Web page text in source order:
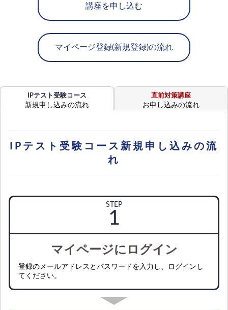
講座を申し込む
マイページ登録(新規登録)の流れ
IPテスト受験コース
新規申し込みの流れ
直前対策講座
お申し込みの流れ
IPテスト受験コース新規申し込みの流
れ
STEP
マイページにログイン
登録のメールアドレスとパスワードを入力し、ログインし
てください。